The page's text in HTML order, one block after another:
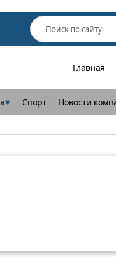
Главная
▼ Спорт Новости